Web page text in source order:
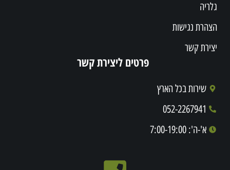
גלריה
הצהרת נגישות
יצירת קשר
פרטים ליצירת קשר
שירות בכל הארץ
052-2267941
א'-ה': 7:00-19:00